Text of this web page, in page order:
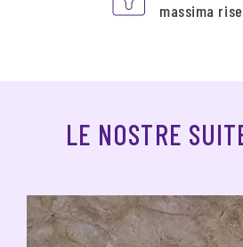
massima
LE NOSTRE